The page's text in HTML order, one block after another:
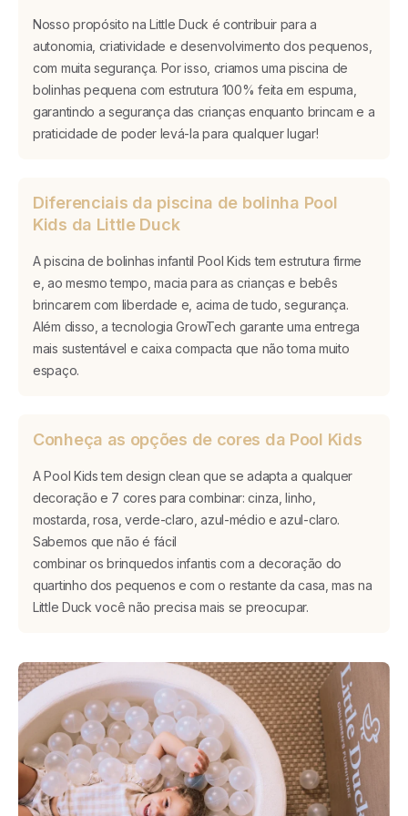
Nosso propósito na Little Duck é contribuir para a
autonomia, criatividade e desenvolvimento dos pequenos,
com muita segurança. Por isso, criamos uma piscina de
bolinhas pequena com estrutura 100% feita em espuma,
garantindo a segurança das crianças enquanto brincam e a
praticidade de poder levá-la para qualquer lugar!
Diferenciais da piscina de bolinha Pool
Kids da Little Duck
A piscina de bolinhas infantil Pool Kids tem estrutura firme
e, ao mesmo tempo, macia para as crianças e bebês
brincarem com liberdade e, acima de tudo, segurança.
Além disso, a tecnologia GrowTech garante uma entrega
mais sustentável e caixa compacta que não toma muito
espaço.
Conheça as opções de cores da Pool Kids
A Pool Kids tem design clean que se adapta a qualquer
decoração e 7 cores para combinar: cinza, linho,
mostarda, rosa, verde-claro, azul-médio e azul-claro.
Sabemos que não é fácil
combinar os brinquedos infantis com a decoração do
quartinho dos pequenos e com o restante da casa, mas na
Little Duck você não precisa mais se preocupar.